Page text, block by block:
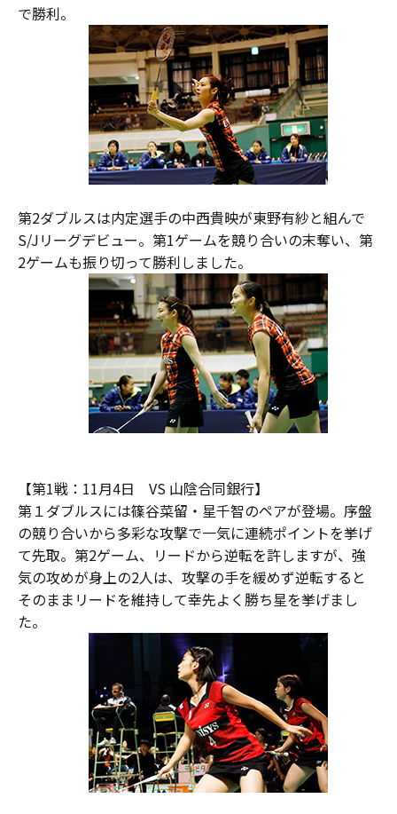
で勝利。
第2ダブルスは内定選手の中西貴映が東野有紗と組んで
S/Jリーグデビュー。第1ゲームを競り合いの末奪い、第
2ゲームも振り切って勝利しました。
【第1戦：11月4日 VS 山陰合同銀行】
第１ダブルスには篠谷菜留・星千智のペアが登場。序盤
の競り合いから多彩な攻撃で一気に連続ポイントを挙げ
て先取。第2ゲーム、リードから逆転を許しますが、強
気の攻めが身上の2人は、攻撃の手を緩めず逆転すると
そのままリードを維持して幸先よく勝ち星を挙げまし
た。